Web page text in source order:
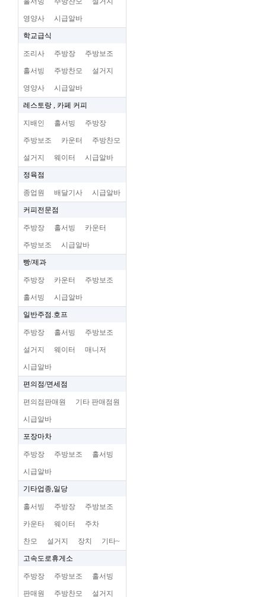
영양사 시급알바
학교급식
조리사 주방장 주방보조
홀서빙 주방찬모 설거지
영양사 시급알바
레스토랑 , 카페 커피
지배인 홀서빙 주방장
주방보조 카운터 주방찬모
설거지 웨이터 시급알바
정육점
종업원 배달기사 시급알바
커피전문점
주방장 홀서빙 카운터
주방보조 시급알바
빵/제과
주방장 카운터 주방보조
홀서빙 시급알바
일반주점.호프
주방장 홀서빙 주방보조
설거지 웨이터 매니저
시급알바
편의점/면세점
편의점판매원 기타 판매점원
시급알바
포장마차
주방장 주방보조 홀서빙
시급알바
기타업종,일당
홀서빙 주방장 주방보조
카운타 웨이터 주차
찬모 설거지 장치 기타~
고속도로휴게소
주방장 주방보조 홀서빙
판매원 주방찬모 설거지